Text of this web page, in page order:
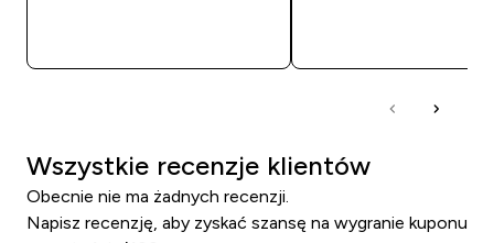
Wszystkie recenzje klientów
Obecnie nie ma żadnych recenzji.
Napisz recenzję, aby zyskać szansę na wygranie kuponu